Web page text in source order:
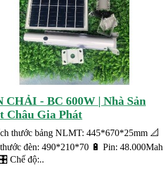
CHẢI - BC 600W | Nhà Sản
Châu Gia Phát
thước bảng NLMT: 445*670*25mm 📐
đèn: 490*210*70 🔋 Pin: 48.000Mah
Chế độ:..